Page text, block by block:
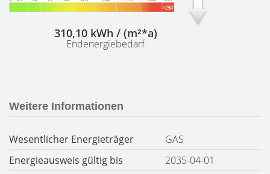
310,10 kWh / (m²*a)
Endenergiebedarf
Weitere Informationen
Wesentlicher Energieträger
GAS
Energieausweis gültig bis
2035-04-01